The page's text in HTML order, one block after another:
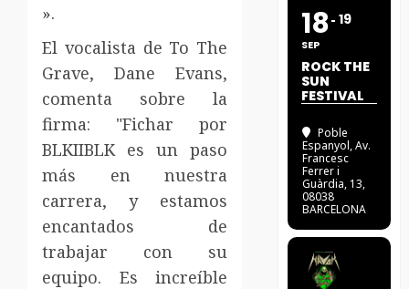
».
El vocalista de To The
Grave, Dane Evans,
comenta sobre la
firma: "Fichar por
BLKIIBLK es un paso
más en nuestra
carrera, y estamos
encantados de
trabajar con su
equipo. Es increíble
18
SEP
19
ROCK THE
SUN
FESTIVAL
Poble
Espanyol, Av.
Francesc
Ferrer i
Guàrdia, 13,
08038
BARCELONA